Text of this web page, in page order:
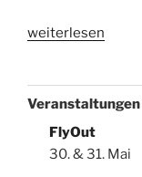
„Fluglager
Klix“
weiterlesen
Veranstaltungen
FlyOut
30. & 31. Mai